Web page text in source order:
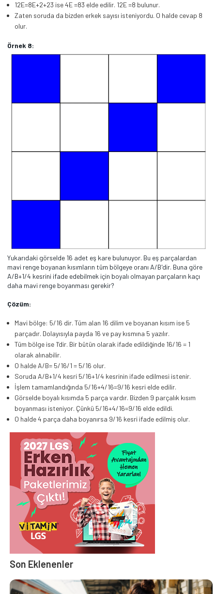
12E=8E+2+23 ise 4E =83 elde edilir. 12E =8 bulunur.
Zaten soruda da bizden erkek sayısı isteniyordu. O halde cevap 8
olur.
Örnek 8:
Yukarıdaki görselde 16 adet eş kare bulunuyor. Bu eş parçalardan
mavi renge boyanan kısımların tüm bölgeye oranı A/B'dir. Buna göre
A/B+1/4 kesrini ifade edebilmek için boyalı olmayan parçaların kaçı
daha mavi renge boyanması gerekir?
Çözüm:
Mavi bölge: 5/16 dir. Tüm alan 16 dilim ve boyanan kısım ise 5
parçadır. Dolayısıyla payda 16 ve pay kısmına 5 yazılır.
Tüm bölge ise 1’dir. Bir bütün olarak ifade edildiğinde 16/16 = 1
olarak alınabilir.
O halde A/B= 5/16/1 = 5/16 olur.
Soruda A/B+1/4 kesri 5/16+1/4 kesrinin ifade edilmesi istenir.
İşlem tamamlandığında 5/16+4/16=9/16 kesri elde edilir.
Görselde boyalı kısımda 5 parça vardır. Bizden 9 parçalık kısım
boyanması isteniyor. Çünkü 5/16+4/16=9/16 elde edildi.
O halde 4 parça daha boyanırsa 9/16 kesri ifade edilmiş olur.
Son Eklenenler